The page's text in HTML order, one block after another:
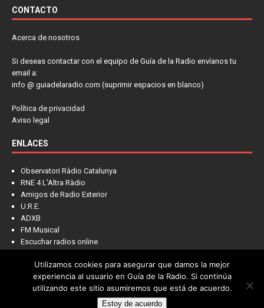
CONTACTO
Acerca de nosotros
Si deseas contactar con el equipo de Guía de la Radio envíanos tu
email a:
info @ guiadelaradio.com (suprimir espacios en blanco)
Política de privacidad
Aviso legal
ENLACES
Observatori Ràdio Catalunya
RNE 4 L'Altra Ràdio
Amigos de Radio Exterior
U.R.E.
ADXB
FM Musical
Escuchar radios online
Utilizamos cookies para asegurar que damos la mejor
experiencia al usuario en Guía de la Radio. Si continúa
utilizando este sitio asumiremos que está de acuerdo.
Estoy de acuerdo